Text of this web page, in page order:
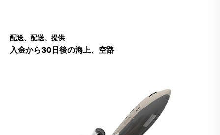
配送、配送、提供
入金から30日後の海上、空路